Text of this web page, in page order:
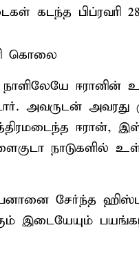
கடந்த பிப்ரவரி
கொலை
ஈரானின்
அவருடன் அவரது
ஈரான்,
நாடுகளில்
சேர்ந்த
இடையேயும்